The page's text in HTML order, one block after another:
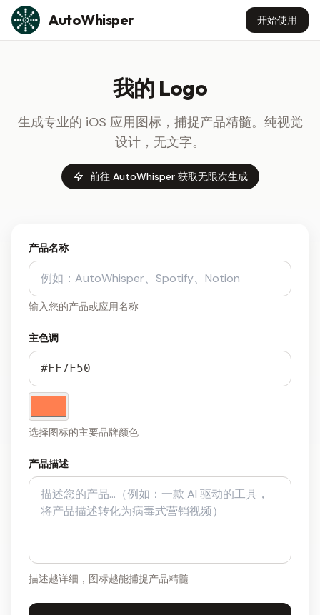
Skip to content
AutoWhisper 开始使用
我的 Logo
生成专业的 iOS 应用图标，捕捉产品精髓。纯视觉
设计，无文字。
前往 AutoWhisper 获取无限次生成
产品名称
输入您的产品或应用名称
主色调
选择图标的主要品牌颜色
产品描述
描述越详细，图标越能捕捉产品精髓